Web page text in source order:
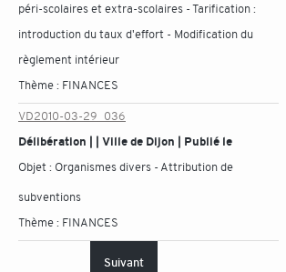
péri-scolaires et extra-scolaires - Tarification :
introduction du taux d'effort - Modification du
règlement intérieur
Thème : FINANCES
VD2010-03-29_036
Délibération | | Ville de Dijon | Publié le
Objet : Organismes divers - Attribution de
subventions
Thème : FINANCES
Suivant